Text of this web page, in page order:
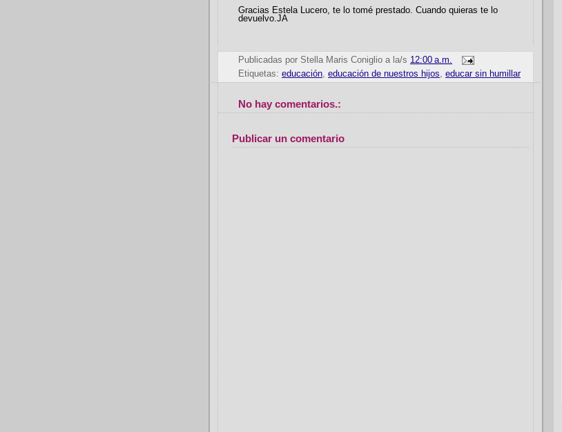
Gracias Estela Lucero, te lo tomé prestado. Cuando quieras te lo
devuelvo.JA
Publicadas por Stella Maris Coniglio a la/s 12:00 a.m.
Etiquetas: educación, educación de nuestros hijos, educar sin humillar
No hay comentarios.:
Publicar un comentario